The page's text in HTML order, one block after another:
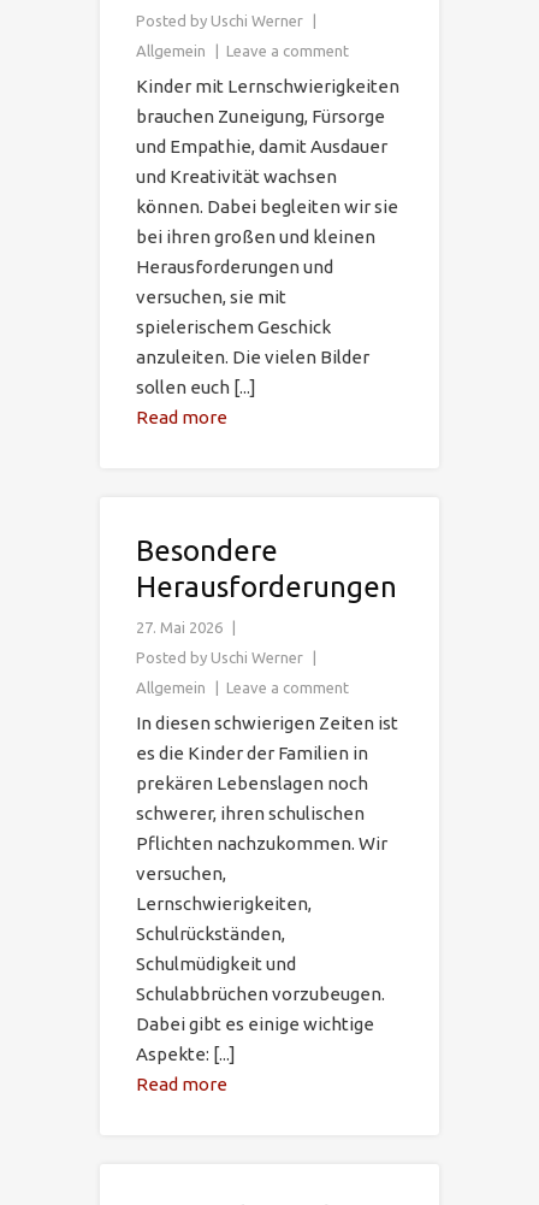
Posted by Uschi Werner
Allgemein
Leave a comment
Kinder mit Lernschwierigkeiten
brauchen Zuneigung, Fürsorge
und Empathie, damit Ausdauer
und Kreativität wachsen
können. Dabei begleiten wir sie
bei ihren großen und kleinen
Herausforderungen und
versuchen, sie mit
spielerischem Geschick
anzuleiten. Die vielen Bilder
sollen euch [...]
Read more
Besondere
Herausforderungen
27. Mai 2026
Posted by Uschi Werner
Allgemein
Leave a comment
In diesen schwierigen Zeiten ist
es die Kinder der Familien in
prekären Lebenslagen noch
schwerer, ihren schulischen
Pflichten nachzukommen. Wir
versuchen,
Lernschwierigkeiten,
Schulrückständen,
Schulmüdigkeit und
Schulabbrüchen vorzubeugen.
Dabei gibt es einige wichtige
Aspekte: [...]
Read more